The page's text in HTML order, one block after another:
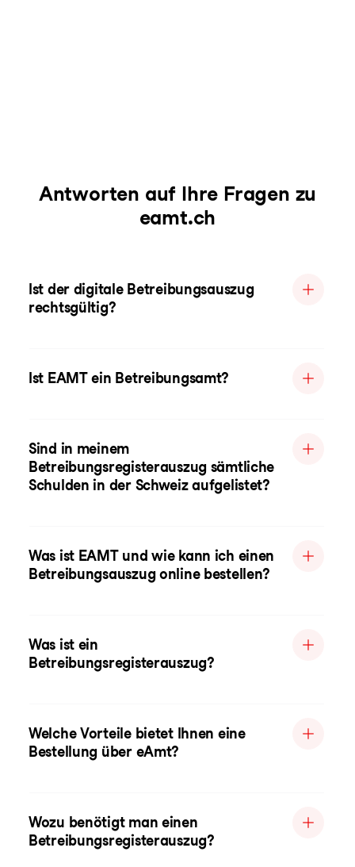
Antworten auf Ihre Fragen zu
eamt.ch
Ist der digitale Betreibungsauszug
rechtsgültig?
Ist EAMT ein Betreibungsamt?
Sind in meinem
Betreibungsregisterauszug sämtliche
Schulden in der Schweiz aufgelistet?
Was ist EAMT und wie kann ich einen
Betreibungsauszug online bestellen?
Was ist ein
Betreibungsregisterauszug?
Welche Vorteile bietet Ihnen eine
Bestellung über eAmt?
Wozu benötigt man einen
Betreibungsregisterauszug?